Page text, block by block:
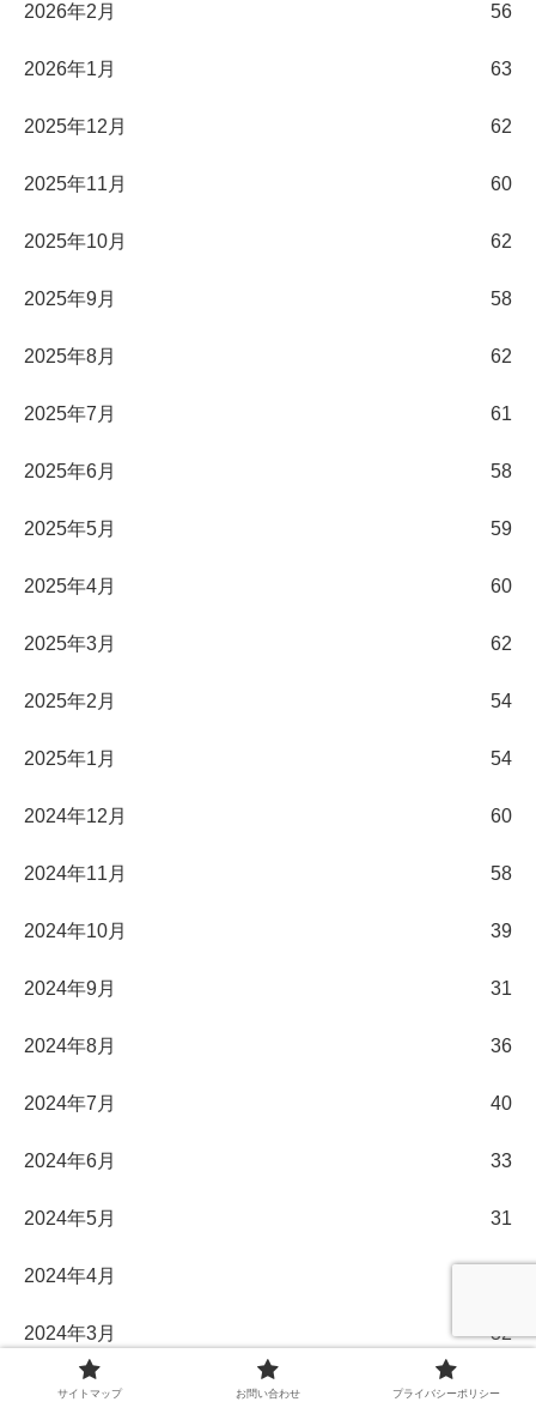
2026年2月 56
2026年1月 63
2025年12月 62
2025年11月 60
2025年10月 62
2025年9月 58
2025年8月 62
2025年7月 61
2025年6月 58
2025年5月 59
2025年4月 60
2025年3月 62
2025年2月 54
2025年1月 54
2024年12月 60
2024年11月 58
2024年10月 39
2024年9月 31
2024年8月 36
2024年7月 40
2024年6月 33
2024年5月 31
2024年4月
2024年3月 32
2024年2月 29
サイトマップ お問い合わせ プライバシーポリシー